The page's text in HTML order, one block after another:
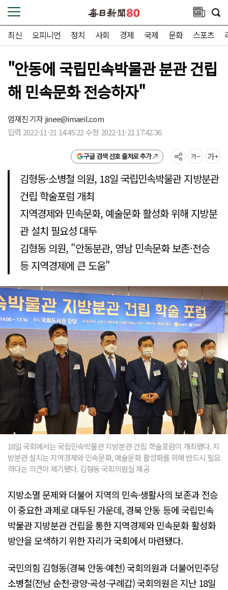
최신 오피니언 정치 사회 경제 국제 문화 스포츠
"안동에 국립민속박물관 분관 건립
해 민속문화 전승하자"
엄재진 기자jinee@imaeil.com
입력 2022-11-21 14:45:22 수정 2022-11-21 17:42:36
구글 검색 선호 출처로 추가
김형동·소병철 의원, 18일 국립민속박물관 지방분관
건립 학술포럼 개최
지역경제와 민속문화, 예술문화 활성화 위해 지방분
관 설치 필요성 대두
김형동 의원, "안동분관, 영남 민속문화 보존·전승
등 지역경제에 큰 도움"
18일 국회에서는 국립민속박물관 지방분관 건립 학술포럼이 개최됐다. 지
방분관 설치는 지역경제와 민속문화, 예술문화 활성화를 위해 반드시 필요
하다는 의견이 제기됐다. 김형동 국회의원실 제공
지방소멸 문제와 더불어 지역의 민속·생활사의 보존과 전승
이 중요한 과제로 대두된 가운데, 경북 안동 등에 국립민속
박물관 지방분관 건립을 통한 지역경제와 민속문화 활성화
방안을 모색하기 위한 자리가 국회에서 마련됐다.
국민의힘 김형동(경북 안동·예천) 국회의원과 더불어민주당
소병철(전남 순천·광양·곡성·구례갑) 국회의원은 지난 18일